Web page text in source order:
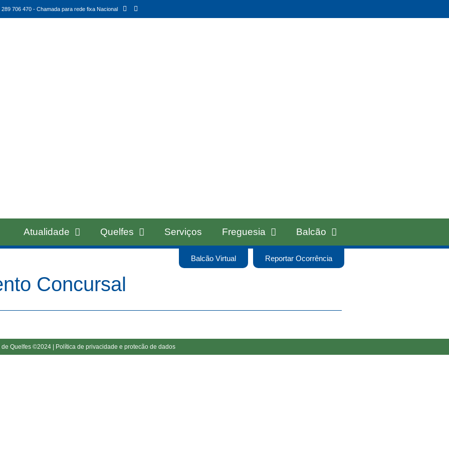
289 706 470 - Chamada para rede fixa Nacional
Atualidade Quelfes Serviços Freguesia Balcão
Balcão Virtual Reportar Ocorrência
Concursal
Quelfes ©2024 | Política de privacidade e protecão de dados